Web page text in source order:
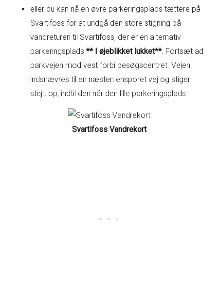
eller du kan nå en øvre parkeringsplads tættere på
Svartifoss for at undgå den store stigning på
vandreturen til Svartifoss, der er en alternativ
parkeringsplads** I øjeblikket lukket**. Fortsæt ad
parkvejen mod vest forbi besøgscentret. Vejen
indsnævres til en næsten ensporet vej og stiger
stejlt op, indtil den når den lille parkeringsplads.
Svartifoss Vandrekort